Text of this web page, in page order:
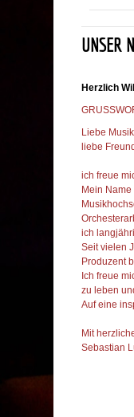
UNSER
Herzlich
Liebe
liebe
ich freue
Mein
ich
Seit vielen
Produzent
Ich freue
zu leben
Auf eine
Mit
Sebastian